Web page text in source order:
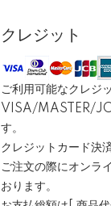
クレジット
ご利用可能なクレジ
VISA/MASTER/
す。
クレジットカード決
ご注文の際にオンラ
おります。